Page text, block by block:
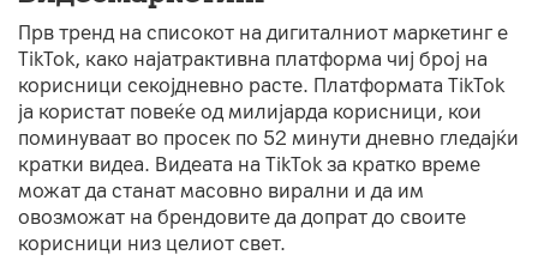
Прв тренд на списокот на дигиталниот маркетинг е
TikTok, како најатрактивна платформа чиј број на
корисници секојдневно расте. Платформата TikTok
ја користат повеќе од милијарда корисници, кои
поминуваат во просек по 52 минути дневно гледајќи
кратки видеа. Видеата на TikTok за кратко време
можат да станат масовно вирални и да им
овозможат на брендовите да допрат до своите
корисници низ целиот свет.